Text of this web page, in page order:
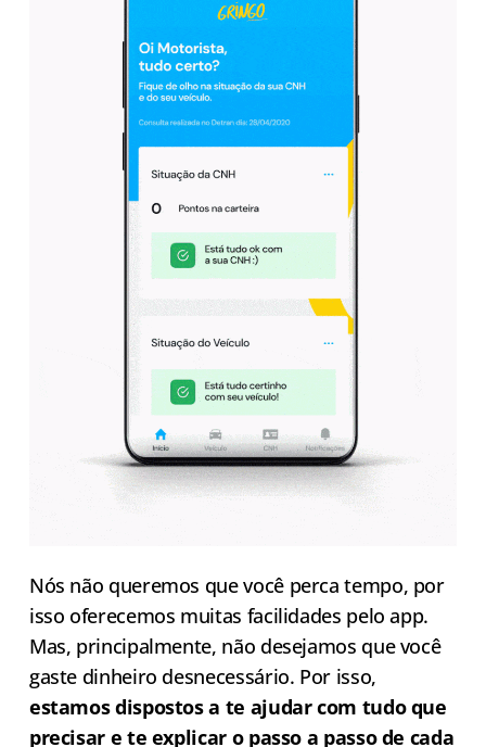
Nós não queremos que você perca tempo, por
isso oferecemos muitas facilidades pelo app.
Mas, principalmente, não desejamos que você
gaste dinheiro desnecessário. Por isso,
estamos dispostos a te ajudar com tudo que
precisar e te explicar o passo a passo de cada